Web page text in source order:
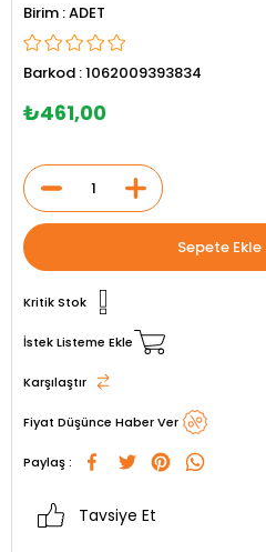
ADET
Barkod :1062009393834
₺461,00
Kritik Stok
İstek Listeme Ekle
Karşılaştır
Fiyat Düşünce Haber Ver
Paylaş :
Tavsiye Et